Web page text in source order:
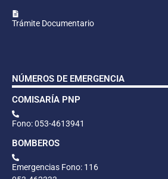
Trámite Documentario
NÚMEROS DE EMERGENCIA
COMISARÍA PNP
Fono: 053-4613941
BOMBEROS
Emergencias Fono: 116